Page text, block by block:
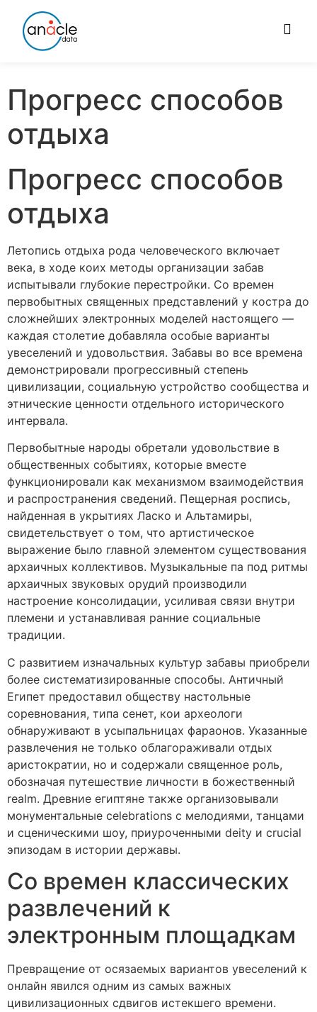
Прогресс способов
отдыха
Прогресс способов
отдыха
Летопись отдыха рода человеческого включает
века, в ходе коих методы организации забав
испытывали глубокие перестройки. Со времен
первобытных священных представлений у костра до
сложнейших электронных моделей настоящего —
каждая столетие добавляла особые варианты
увеселений и удовольствия. Забавы во все времена
демонстрировали прогрессивный степень
цивилизации, социальную устройство сообщества и
этнические ценности отдельного исторического
интервала.
Первобытные народы обретали удовольствие в
общественных событиях, которые вместе
функционировали как механизмом взаимодействия
и распространения сведений. Пещерная роспись,
найденная в укрытиях Ласко и Альтамиры,
свидетельствует о том, что артистическое
выражение было главной элементом существования
архаичных коллективов. Музыкальные па под ритмы
архаичных звуковых орудий производили
настроение консолидации, усиливая связи внутри
племени и устанавливая ранние социальные
традиции.
С развитием изначальных культур забавы приобрели
более систематизированные способы. Античный
Египет предоставил обществу настольные
соревнования, типа сенет, кои археологи
обнаруживают в усыпальницах фараонов. Указанные
развлечения не только облагораживали отдых
аристократии, но и содержали священное роль,
обозначая путешествие личности в божественный
realm. Древние египтяне также организовывали
монументальные celebrations с мелодиями, танцами
и сценическими шоу, приуроченными deity и crucial
эпизодам в истории державы.
Со времен классических
развлечений к
электронным площадкам
Превращение от осязаемых вариантов увеселений к
онлайн явился одним из самых важных
цивилизационных сдвигов истекшего времени.